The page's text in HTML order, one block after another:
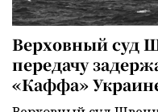
Верховный суд
передачу
«Каффа»